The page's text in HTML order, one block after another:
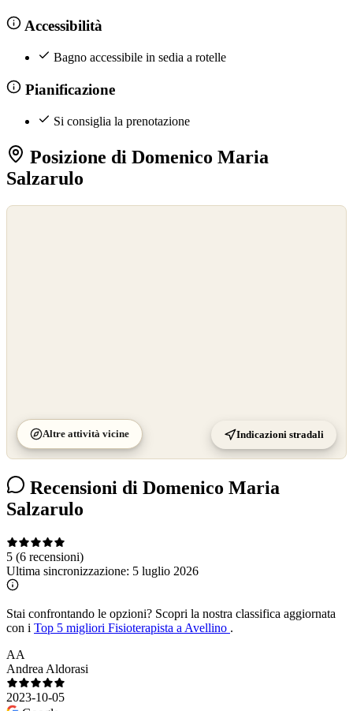
Accessibilità
Bagno accessibile in sedia a rotelle
Pianificazione
Si consiglia la prenotazione
Posizione di Domenico Maria
Salzarulo
Altre attività vicine Indicazioni stradali
Recensioni di Domenico Maria
Salzarulo
5 (6 recensioni)
Ultima sincronizzazione: 5 luglio 2026
Stai confrontando le opzioni? Scopri la nostra classifica aggiornata
con i Top 5 migliori Fisioterapista a Avellino .
AA
Andrea Aldorasi
2023-10-05